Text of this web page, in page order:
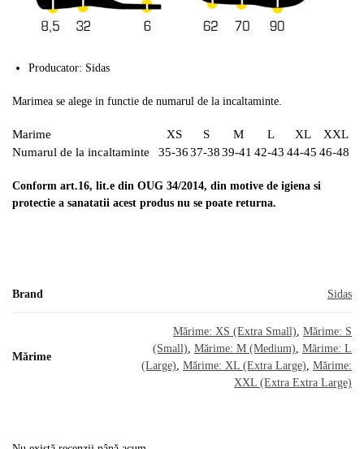
Producator: Sidas
Marimea se alege in functie de numarul de la incaltaminte.
Marime XS S M L XL
XXL
Numarul de la incaltaminte
35-3637-3839-41 42-43 44-45 46-48
Conform art.16, lit.e din OUG 34/2014, din motive de igiena si
protectie a sanatatii acest produs nu se poate returna.
Brand Sidas
Mărime
Mărime: XS (Extra Small), Mărime: S
(Small), Mărime: M (Medium), Mărime: L
(Large), Mărime: XL (Extra Large), Mărime:
XXL (Extra Extra Large)